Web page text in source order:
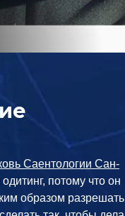
Саентологии Сан-
потому что он
образом разрешать